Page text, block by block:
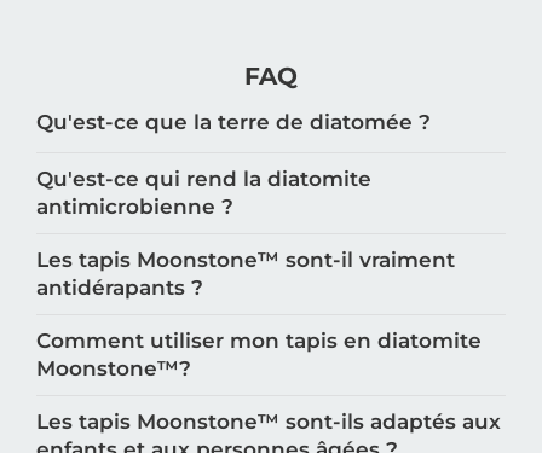
FAQ
Qu'est-ce que la terre de diatomée ?
Qu'est-ce qui rend la diatomite
antimicrobienne ?
Les tapis Moonstone™️ sont-il vraiment
antidérapants ?
Comment utiliser mon tapis en diatomite
Moonstone™️?
Les tapis Moonstone™️ sont-ils adaptés aux